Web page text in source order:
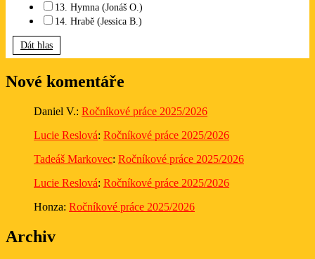
13. Hymna (Jonáš O.)
14. Hrabě (Jessica B.)
Dát hlas
Nové komentáře
Daniel V.: Ročníkové práce 2025/2026
Lucie Reslová: Ročníkové práce 2025/2026
Tadeáš Markovec: Ročníkové práce 2025/2026
Lucie Reslová: Ročníkové práce 2025/2026
Honza: Ročníkové práce 2025/2026
Archiv